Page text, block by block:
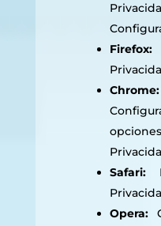
Firefox:
Chrome:
Safari:
Opera: